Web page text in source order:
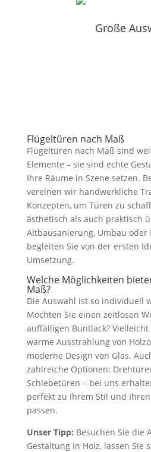
Große
Flügeltüren nach Maß
Flügeltüren nach Maß sind
Elemente – sie sind echte
Ihre Räume in Szene setzen.
vereinen wir handwerkliche
Konzepten, um Türen zu
ästhetisch als auch praktisch
Altbausanierung, Umbau oder
begleiten Sie von der ersten
Umsetzung.
Welche Möglichkeiten
Maß?
Die Auswahl ist so individuell
Möchten Sie einen zeitlosen
auffälligen Buntlack?
warme Ausstrahlung von
moderne Design von Glas.
zahlreiche Optionen:
Schiebetüren – bei uns
perfekt zu Ihrem Stil und
passen.
Unser Tipp: Besuchen Sie die
Gestaltung in Holz, lassen Sie